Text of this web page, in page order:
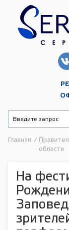
Главная /
области
На